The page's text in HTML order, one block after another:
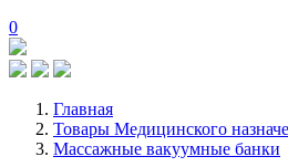
0
Главная
Товары Медицинского
Массажные вакуумные банки